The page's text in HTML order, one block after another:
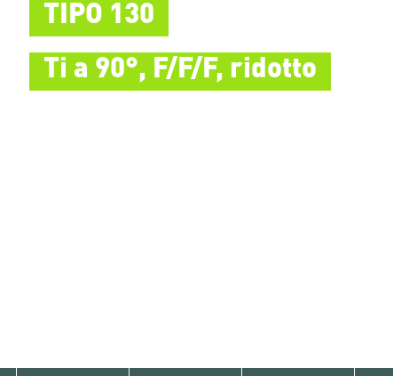
TIPO 130
Ti a 90°, F/F/F, ridotto